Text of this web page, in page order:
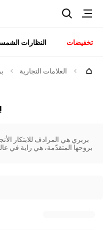
تخفيضات النظارات
العلامات التجارية
بربري هي المرادف للابتكار
بروحها المتقدّمة، هي راية في